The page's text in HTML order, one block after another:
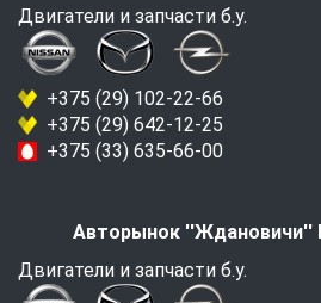
Двигатели и запчасти б.у.
+375 (29) 102-22-66
+375 (29) 642-12-25
+375 (33) 635-66-00
Авторынок ''Ждановичи''
Двигатели и запчасти б.у.